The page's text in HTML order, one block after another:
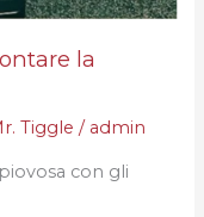
la
Tiggle / admin
con gli